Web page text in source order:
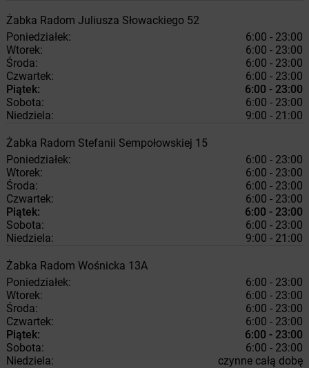
Żabka Radom Juliusza Słowackiego 52
Poniedziałek:
6:00 - 23:00
Wtorek:
6:00 - 23:00
Środa:
6:00 - 23:00
Czwartek:
6:00 - 23:00
Piątek:
6:00 - 23:00
Sobota:
6:00 - 23:00
Niedziela:
9:00 - 21:00
Żabka Radom Stefanii Sempołowskiej 15
Poniedziałek:
6:00 - 23:00
Wtorek:
6:00 - 23:00
Środa:
6:00 - 23:00
Czwartek:
6:00 - 23:00
Piątek:
6:00 - 23:00
Sobota:
6:00 - 23:00
Niedziela:
9:00 - 21:00
Żabka Radom Wośnicka 13A
Poniedziałek:
6:00 - 23:00
Wtorek:
6:00 - 23:00
Środa:
6:00 - 23:00
Czwartek:
6:00 - 23:00
Piątek:
6:00 - 23:00
Sobota:
6:00 - 23:00
Niedziela:
czynne całą dobę